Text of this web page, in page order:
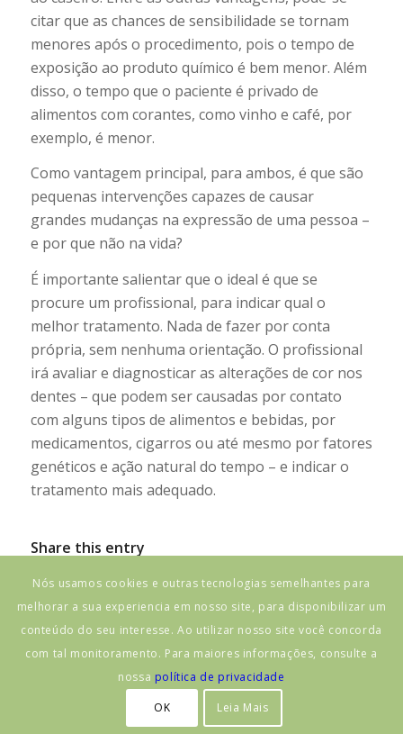
citar que as chances de sensibilidade se tornam
menores após o procedimento, pois o tempo de
exposição ao produto químico é bem menor. Além
disso, o tempo que o paciente é privado de
alimentos com corantes, como vinho e café, por
exemplo, é menor.
Como vantagem principal, para ambos, é que são
pequenas intervenções capazes de causar
grandes mudanças na expressão de uma pessoa –
e por que não na vida?
É importante salientar que o ideal é que se
procure um profissional, para indicar qual o
melhor tratamento. Nada de fazer por conta
própria, sem nenhuma orientação. O profissional
irá avaliar e diagnosticar as alterações de cor nos
dentes – que podem ser causadas por contato
com alguns tipos de alimentos e bebidas, por
medicamentos, cigarros ou até mesmo por fatores
genéticos e ação natural do tempo – e indicar o
tratamento mais adequado.
Share this entry
Nós usamos cookies e outras tecnologias semelhantes para
melhorar a sua experiencia em nosso site, para disponibilizar um
conteúdo do seu interesse. Ao utilizar nosso site você concorda
com tal monitoramento. Para maiores informações, consulte a
nossa política de privacidade
OK Leia Mais